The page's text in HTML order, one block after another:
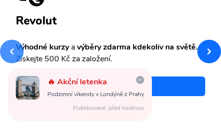
Revolut
Výhodné kurzyavýběry zdarma kdekoliv na světě.
Získejte 500 Kč za založení.
Chci bonus 500 Kč!
🔥 Akční letenka
Podzimní víkendy v Londýně z Prahy
Publikované: před hodinou